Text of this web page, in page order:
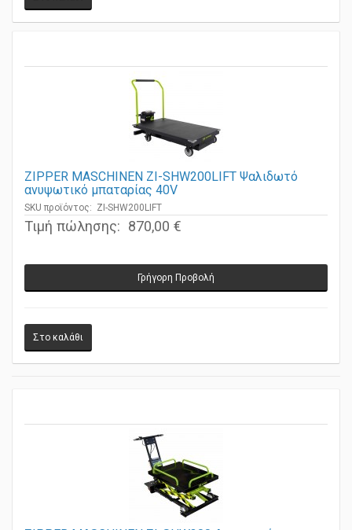
ZIPPER MASCHINEN ZI-SHW200LIFT Ψαλιδωτό
ανυψωτικό μπαταρίας 40V
SKU προϊόντος: ZI-SHW200LIFT
Τιμή πώλησης: 870,00 €